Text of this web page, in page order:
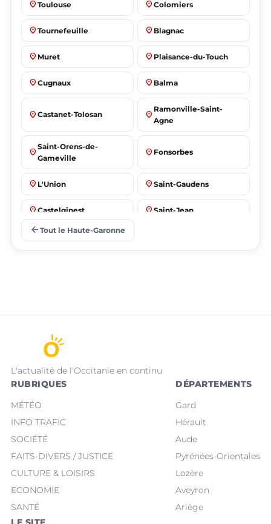
place Toulouse place Colomiers
place Tournefeuille place Blagnac
place Muret place Plaisance-du-Touch
place Cugnaux place Balma
place Castanet-Tolosan place
Ramonville-Saint-
Agne
place
Saint-Orens-de-
Gameville
place Fonsorbes
place L'Union place Saint-Gaudens
place Castelginest place Saint-Jean
place Villeneuve-Tolosane
arrow_back Tout le Haute-Garonne
L'actualité de l'Occitanie en continu
RUBRIQUES
MÉTÉO
INFO TRAFIC
SOCIÉTÉ
FAITS-DIVERS / JUSTICE
CULTURE & LOISIRS
ECONOMIE
SANTÉ
DÉPARTEMENTS
Gard
Hérault
Aude
Pyrénées-Orientales
Lozère
Aveyron
Ariège